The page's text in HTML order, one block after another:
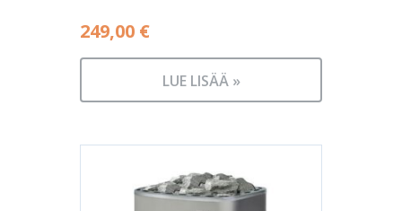
249,00 €
LUE LISÄÄ »